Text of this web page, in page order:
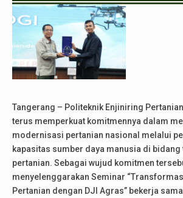
Tangerang – Politeknik Enjiniring
terus memperkuat komitmennya dalam
modernisasi pertanian nasional melalui
kapasitas sumber daya manusia di
pertanian. Sebagai wujud komitmen
menyelenggarakan Seminar
Pertanian dengan DJI Agras” bekerja